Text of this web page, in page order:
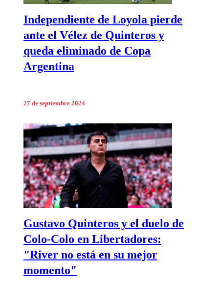
Independiente de Loyola pierde
ante el Vélez de Quinteros y
queda eliminado de Copa
Argentina
27 de septiembre 2024
Gustavo Quinteros y el duelo de
Colo-Colo en Libertadores:
"River no está en su mejor
momento"